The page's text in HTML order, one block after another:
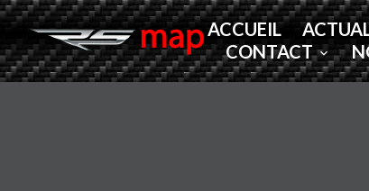
ACCUEIL
CONTACT